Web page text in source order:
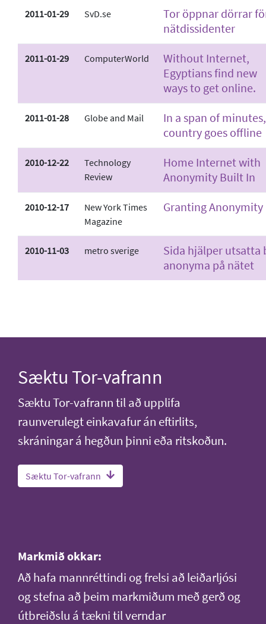
2011-01-29 SvD.se
Tor öppnar dörrar
nätdissidenter
2011-01-29 ComputerWorld
Without Internet,
Egyptians find new
ways to get online.
2011-01-28 Globe and Mail
In a span of
country goes offline
2010-12-22
Technology
Review
Home Internet with
Anonymity Built In
2010-12-17
New York Times
Magazine
Granting Anonymity
2010-11-03 metro sverige
Sida hjälper utsatta
anonyma på nätet
Sæktu Tor-vafrann
Sæktu Tor-vafrann til að upplifa
raunverulegt einkavafur án eftirlits,
skráningar á hegðun þinni eða ritskoðun.
Sæktu Tor-vafrann
Markmið okkar:
Að hafa mannréttindi og frelsi að leiðarljósi
og stefna að þeim markmiðum með gerð og
útbreiðslu á tækni til verndar